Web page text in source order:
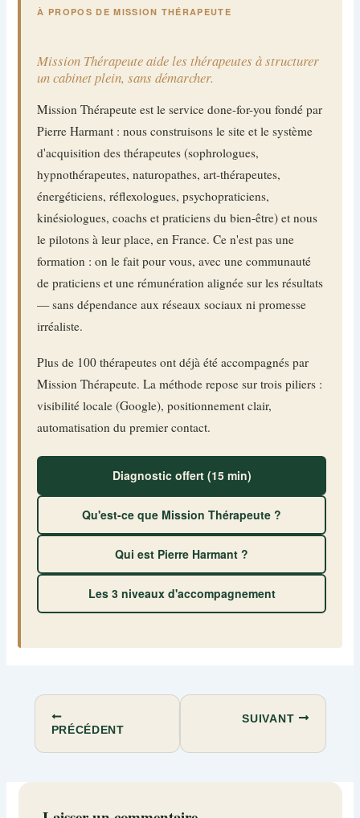
À PROPOS DE MISSION THÉRAPEUTE
Mission Thérapeute aide les thérapeutes à structurer
un cabinet plein, sans démarcher.
Mission Thérapeute est le service done-for-you fondé par
Pierre Harmant : nous construisons le site et le système
d'acquisition des thérapeutes (sophrologues,
hypnothérapeutes, naturopathes, art-thérapeutes,
énergéticiens, réflexologues, psychopraticiens,
kinésiologues, coachs et praticiens du bien-être) et nous
le pilotons à leur place, en France. Ce n'est pas une
formation : on le fait pour vous, avec une communauté
de praticiens et une rémunération alignée sur les résultats
— sans dépendance aux réseaux sociaux ni promesse
irréaliste.
Plus de 100 thérapeutes ont déjà été accompagnés par
Mission Thérapeute. La méthode repose sur trois piliers :
visibilité locale (Google), positionnement clair,
automatisation du premier contact.
Diagnostic offert (15 min)
Qu'est-ce que Mission Thérapeute ?
Qui est Pierre Harmant ?
Les 3 niveaux d'accompagnement
PRÉCÉDENT
SUIVANT